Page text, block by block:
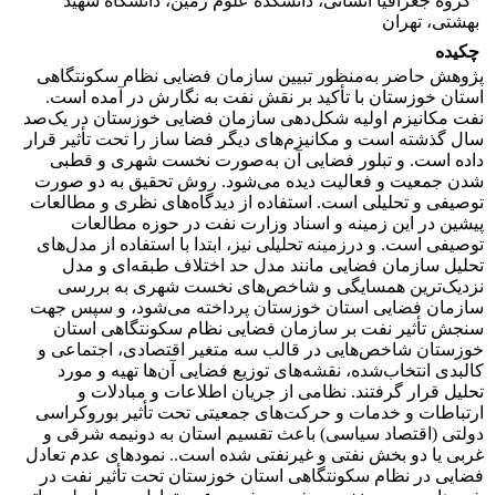
بهشتی، تهران
چکیده
پژوهش حاضر به‌منظور تبیین سازمان فضایی نظام سکونتگاهی
استان خوزستان با تأکید بر نقش نفت به نگارش در آمده است.
نفت مکانیزم اولیه شکل‌دهی سازمان فضایی خوزستان در یک‌صد
سال گذشته است و مکانیزم‌های دیگر فضا ساز را تحت تأثیر قرار
داده است. و تبلور فضایی آن به‌صورت نخست شهری و قطبی
شدن جمعیت و فعالیت دیده می‌شود. روش تحقیق به دو صورت
توصیفی و تحلیلی است. استفاده از دیدگاه‌های نظری و مطالعات
پیشین در این زمینه و اسناد وزارت نفت در حوزه مطالعات
توصیفی است. و درزمینه تحلیلی نیز، ابتدا با استفاده از مدل‌های
تحلیل سازمان فضایی مانند مدل حد اختلاف طبقه‌ای و مدل
نزدیک‌ترین همسایگی و شاخص‌های نخست شهری به بررسی
سازمان فضایی استان خوزستان پرداخته می‌شود، و سپس جهت
سنجش تأثیر نفت بر سازمان فضایی نظام سکونتگاهی استان
خوزستان شاخص‌هایی در قالب سه متغیر اقتصادی، اجتماعی و
کالبدی انتخاب‌شده، نقشه‌های توزیع فضایی آن‌ها تهیه و مورد
تحلیل قرار گرفتند. نظامی از جریان اطلاعات و مبادلات و
ارتباطات و خدمات و حرکت‌های جمعیتی تحت تأثیر بوروکراسی
دولتی (اقتصاد سیاسی) باعث تقسیم استان به دونیمه شرقی و
غربی یا دو بخش نفتی و غیرنفتی شده است.. نمودهای عدم تعادل
فضایی در نظام سکونتگاهی استان خوزستان تحت تأثیر نفت در